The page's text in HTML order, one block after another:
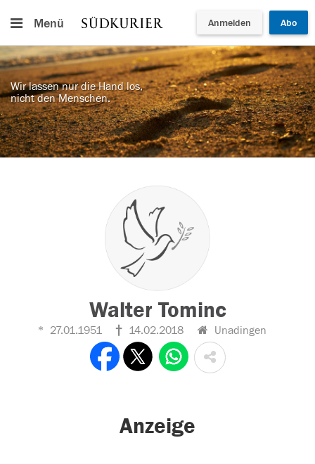
Menü Anmelden Abo
Wir lassen nur die Hand los,
nicht den Menschen.
Walter Tominc
27.01.1951 14.02.2018 Unadingen
Anzeige